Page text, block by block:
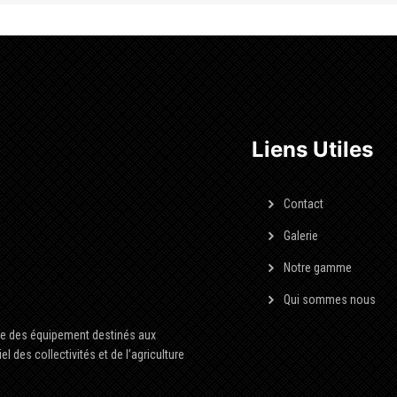
des équipement destinés aux
des collectivités et de l’agriculture
Liens Utiles
Contact
Galerie
Notre gamme
Qui sommes nous